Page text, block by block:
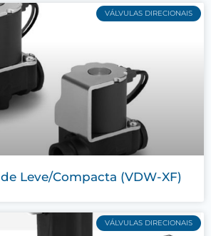
VÁLVULAS DIRECIONAIS
Leve/Compacta (VDW-XF)
VÁLVULAS DIRECIONAIS